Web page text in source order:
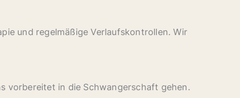
und regelmäßige Verlaufskontrollen. Wir
vorbereitet in die Schwangerschaft gehen.